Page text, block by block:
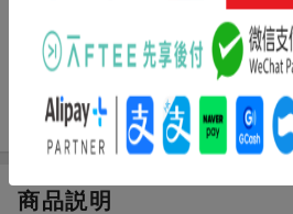
発行形態 コミック
ページ数 272p
ISBN 9784801553026
商品説明